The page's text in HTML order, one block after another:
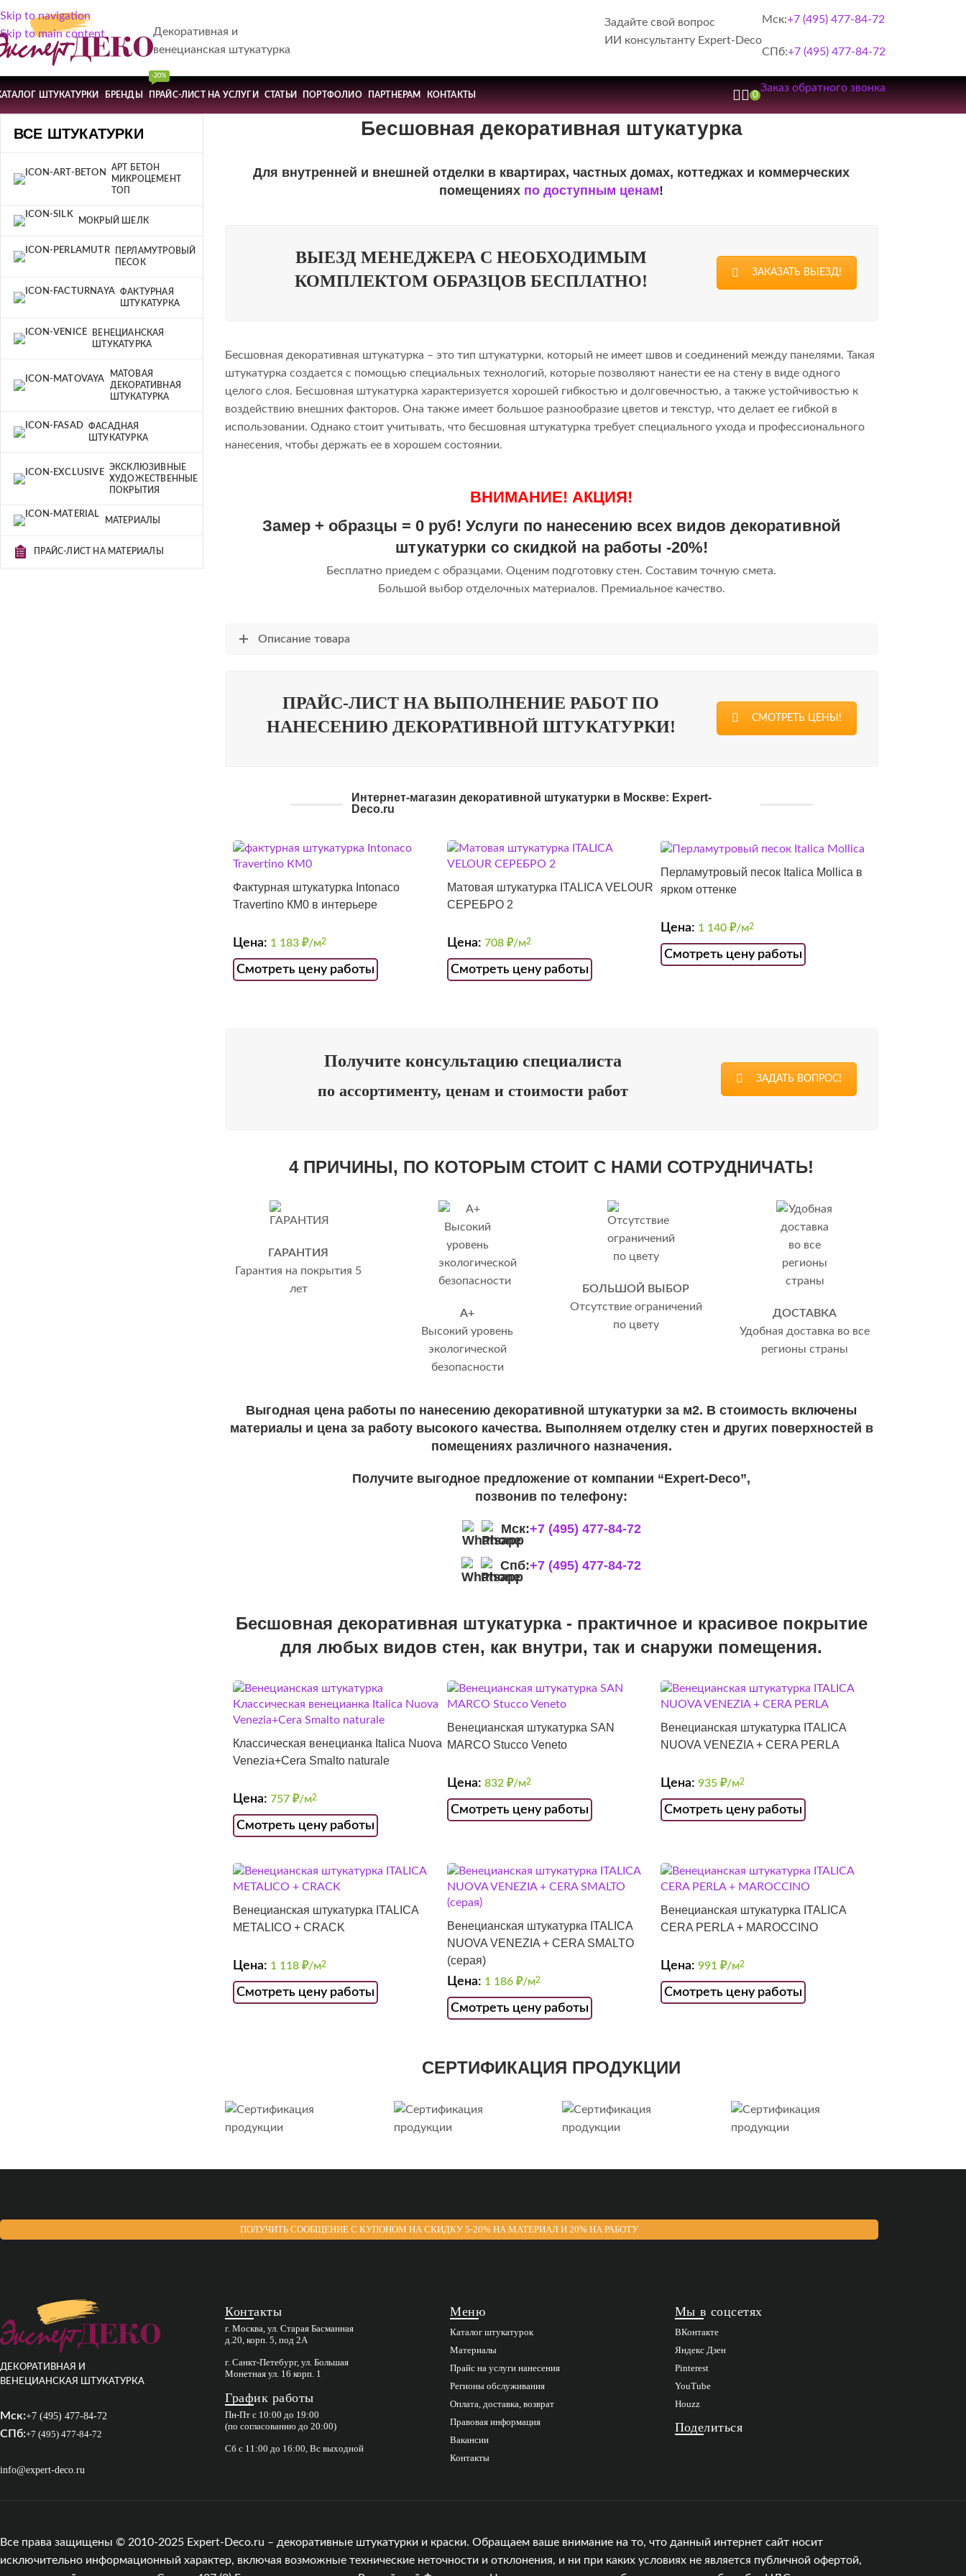
Skip to navigation
Skip to main content
Декоративная и
венецианская штукатурка
Задайте свой вопрос
ИИ консультанту Expert-Deco
Мск:+7 (495) 477-84-72
СПб:+7 (495) 477-84-72
ШТУКАТУРКИ БРЕНДЫ ПРАЙС-ЛИСТ НА УСЛУГИ
-20%
СТАТЬИ ПОРТФОЛИО ПАРТНЕРАМ КОНТАКТЫ 0
Заказ обратного звонка
ВСЕ ШТУКАТУРКИ
АРТ БЕТОН
МИКРОЦЕМЕНТ
ТОП
МОКРЫЙ ШЕЛК
ПЕРЛАМУТРОВЫЙ
ПЕСОК
ФАКТУРНАЯ
ШТУКАТУРКА
ВЕНЕЦИАНСКАЯ
ШТУКАТУРКА
МАТОВАЯ
ДЕКОРАТИВНАЯ
ШТУКАТУРКА
ФАСАДНАЯ
ШТУКАТУРКА
ЭКСКЛЮЗИВНЫЕ
ХУДОЖЕСТВЕННЫЕ
ПОКРЫТИЯ
МАТЕРИАЛЫ
ПРАЙС-ЛИСТ НА МАТЕРИАЛЫ
Бесшовная декоративная штукатурка
Для внутренней и внешней отделки в квартирах, частных домах, коттеджах и коммерческих
помещениях по доступным ценам!
ВЫЕЗД МЕНЕДЖЕРА С НЕОБХОДИМЫМ
КОМПЛЕКТОМ ОБРАЗЦОВ БЕСПЛАТНО!
ЗАКАЗАТЬ ВЫЕЗД!
Бесшовная декоративная штукатурка – это тип штукатурки, который не имеет швов и соединений между панелями. Такая
штукатурка создается с помощью специальных технологий, которые позволяют нанести ее на стену в виде одного
целого слоя. Бесшовная штукатурка характеризуется хорошей гибкостью и долговечностью, а также устойчивостью к
воздействию внешних факторов. Она также имеет большое разнообразие цветов и текстур, что делает ее гибкой в
использовании. Однако стоит учитывать, что бесшовная штукатурка требует специального ухода и профессионального
нанесения, чтобы держать ее в хорошем состоянии.
ВНИМАНИЕ! АКЦИЯ!
Замер + образцы = 0 руб! Услуги по нанесению всех видов декоративной
штукатурки со скидкой на работы -20%!
Бесплатно приедем с образцами. Оценим подготовку стен. Составим точную смета.
Большой выбор отделочных материалов. Премиальное качество.
Описание товара
ПРАЙС-ЛИСТ НА ВЫПОЛНЕНИЕ РАБОТ ПО
НАНЕСЕНИЮ ДЕКОРАТИВНОЙ ШТУКАТУРКИ!
СМОТРЕТЬ ЦЕНЫ!
Интернет-магазин декоративной штукатурки в Москве: Expert-
Deco.ru
Фактурная штукатурка Intonaco
Travertino КМ0 в интерьере
Цена: 1 183 ₽/м2
Смотреть цену работы
Матовая штукатурка ITALICA VELOUR
СЕРЕБРО 2
Цена: 708 ₽/м2
Смотреть цену работы
Перламутровый песок Italica Mollica в
ярком оттенке
Цена: 1 140₽/м2
Смотреть цену работы
Получите консультацию специалиста
по ассортименту, ценам и стоимости работ
ЗАДАТЬ ВОПРОС!
4 ПРИЧИНЫ, ПО КОТОРЫМ СТОИТ С НАМИ СОТРУДНИЧАТЬ!
ГАРАНТИЯ
Гарантия на покрытия 5
лет
А+
Высокий уровень
экологической
безопасности
БОЛЬШОЙ ВЫБОР
Отсутствие ограничений
по цвету
ДОСТАВКА
Удобная доставка во все
регионы страны
Выгодная цена работы по нанесению декоративной штукатурки за м2. В стоимость включены
материалы и цена за работу высокого качества. Выполняем отделку стен и других поверхностей в
помещениях различного назначения.
Получите выгодное предложение от компании “Expert-Deco”,
позвонив по телефону:
Мск:+7 (495) 477-84-72
Спб:+7 (495) 477-84-72
Бесшовная декоративная штукатурка - практичное и красивое покрытие
для любых видов стен, как внутри, так и снаружи помещения.
Классическая венецианка Italica Nuova
Venezia+Cera Smalto naturale
Цена: 757 ₽/м2
Смотреть цену работы
Венецианская штукатурка SAN
MARCO Stucco Veneto
Цена: 832 ₽/м2
Смотреть цену работы
Венецианская штукатурка ITALICA
NUOVA VENEZIA + CERA PERLA
Цена:935₽/м2
Смотреть цену работы
Венецианская штукатурка ITALICA
METALICO + CRACK
Цена: 1 118 ₽/м2
Смотреть цену работы
Венецианская штукатурка ITALICA
NUOVA VENEZIA + CERA SMALTO
(серая)
Цена: 1 186 ₽/м2
Смотреть цену работы
Венецианская штукатурка ITALICA
CERA PERLA + MAROCCINO
Цена:991₽/м2
Смотреть цену работы
СЕРТИФИКАЦИЯ ПРОДУКЦИИ
ПОЛУЧИТЬ СООБЩЕНИЕ С КУПОНОМ НА СКИДКУ 5-20% НА МАТЕРИАЛ И 20% НА РАБОТУ
ДЕКОРАТИВНАЯ И
ВЕНЕЦИАНСКАЯ ШТУКАТУРКА
Мск:+7 (495) 477-84-72
СПб:+7 (495) 477-84-72
info@expert-deco.ru
Контакты
г. Москва, ул. Старая Басманная
д.20, корп. 5, под 2А
г. Санкт-Петебург, ул. Большая
Монетная ул. 16 корп. 1
График работы
Пн-Пт с 10:00 до 19:00
(по согласованию до 20:00)
Сб с 11:00 до 16:00, Вс выходной
Меню
Каталог штукатурок
Материалы
Прайс на услуги нанесения
Регионы обслуживания
Оплата, доставка, возврат
Правовая информация
Вакансии
Контакты
Мы в соцсетях
ВКонтакте
Яндекс Дзен
Pinterest
YouTube
Houzz
Поделиться
Все права защищены © 2010-2025 Expert-Deco.ru – декоративные штукатурки и краски. Обращаем ваше внимание на то, что данный интернет сайт носит
исключительно информационный характер, включая возможные технические неточности и отклонения, и ни при каких условиях не является публичной офертой,